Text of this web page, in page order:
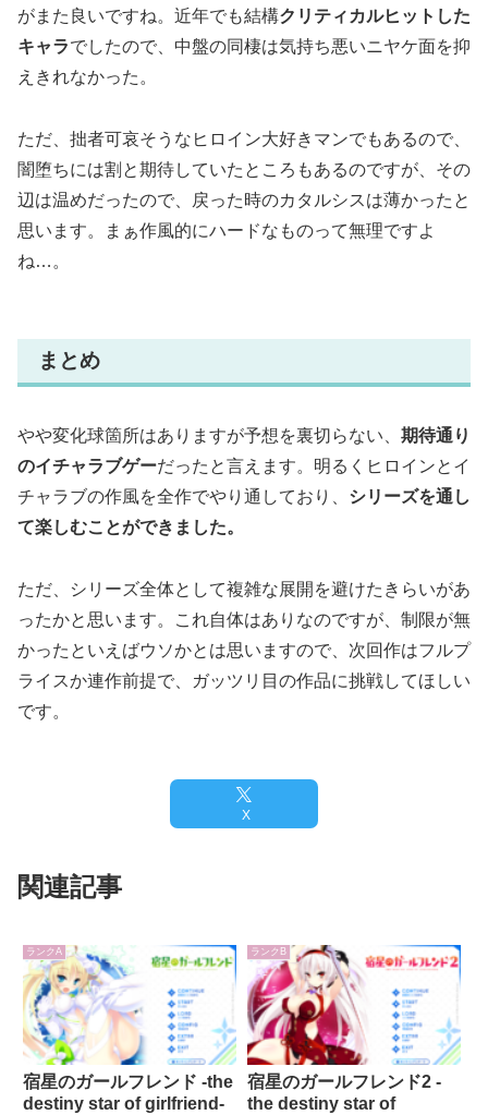
がまた良いですね。近年でも結構クリティカルヒットした
キャラでしたので、中盤の同棲は気持ち悪いニヤケ面を抑
えきれなかった。
ただ、拙者可哀そうなヒロイン大好きマンでもあるので、
闇堕ちには割と期待していたところもあるのですが、その
辺は温めだったので、戻った時のカタルシスは薄かったと
思います。まぁ作風的にハードなものって無理ですよ
ね…。
まとめ
やや変化球箇所はありますが予想を裏切らない、 期待通り
のイチャラブゲーだったと言えます。明るくヒロインとイ
チャラブの作風を全作でやり通しており、 シリーズを通し
て楽しむことができました。
ただ、シリーズ全体として複雑な展開を避けたきらいがあ
ったかと思います。これ自体はありなのですが、制限が無
かったといえばウソかとは思いますので、次回作はフルプ
ライスか連作前提で、ガッツリ目の作品に挑戦してほしい
です。
X
関連記事
ランクA
宿星のガールフレンド -the
destiny star of girlfriend-
ランクB
宿星のガールフレンド2 -
the destiny star of